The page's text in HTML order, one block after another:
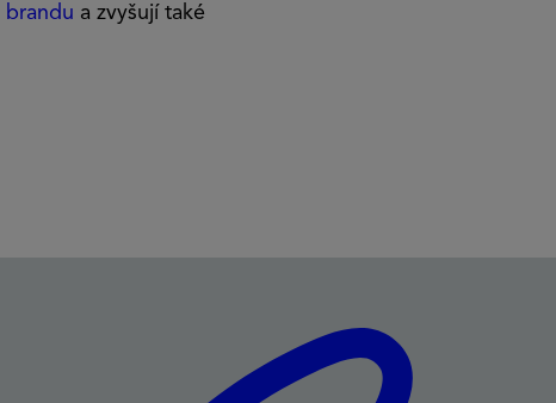
brandu a zvyšují také